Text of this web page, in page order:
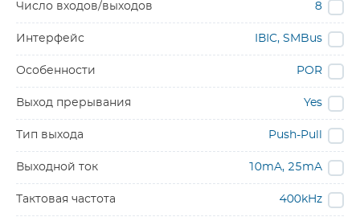
Число входов/выходов 8
Интерфейс IВІC, SMBus
Особенности POR
Выход прерывания Yes
Тип выхода Push-Pull
Выходной ток 10mA, 25mA
Тактовая частота 400kHz